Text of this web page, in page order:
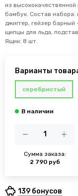
из
бамбук. Состав набора:
джиггер, гейзер
щипцы для льда,
Ящик: 8 шт.
Варианты
серебристый
Сумма заказа:
2 790 руб
139 бонусов